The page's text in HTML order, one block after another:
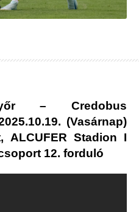
– Credobus
(Vasárnap)
ALCUFER Stadion I
12. forduló